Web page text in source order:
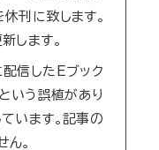
刊に致します。
します。
信したEブック
いう誤植があり
います。記事の
。